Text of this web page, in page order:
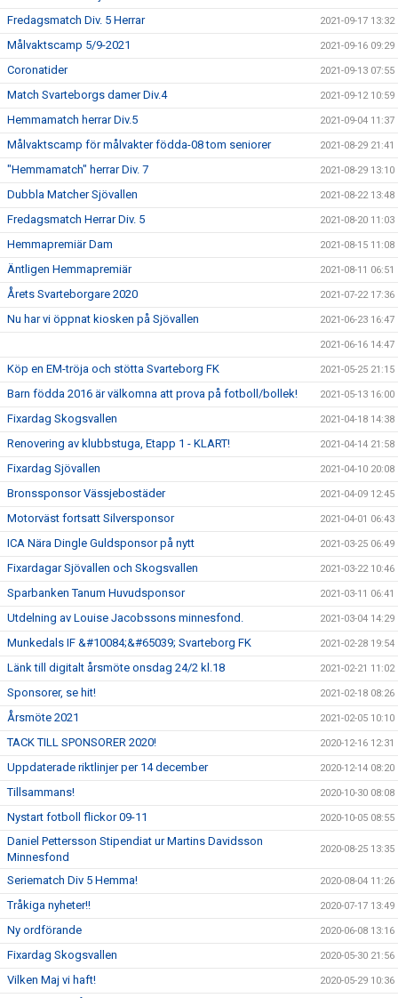
Fredagsmatch Div. 5 Herrar 2021-09-17 13:32
Målvaktscamp 5/9-2021 2021-09-16 09:29
Coronatider 2021-09-13 07:55
Match Svarteborgs damer Div.4 2021-09-12 10:59
Hemmamatch herrar Div.5 2021-09-04 11:37
Målvaktscamp för målvakter födda-08 tom seniorer 2021-08-29 21:41
"Hemmamatch" herrar Div. 7 2021-08-29 13:10
Dubbla Matcher Sjövallen 2021-08-22 13:48
Fredagsmatch Herrar Div. 5 2021-08-20 11:03
Hemmapremiär Dam 2021-08-15 11:08
Äntligen Hemmapremiär 2021-08-11 06:51
Årets Svarteborgare 2020 2021-07-22 17:36
Nu har vi öppnat kiosken på Sjövallen 2021-06-23 16:47
2021-06-16 14:47
Köp en EM-tröja och stötta Svarteborg FK 2021-05-25 21:15
Barn födda 2016 är välkomna att prova på fotboll/bollek! 2021-05-13 16:00
Fixardag Skogsvallen 2021-04-18 14:38
Renovering av klubbstuga, Etapp 1 - KLART! 2021-04-14 21:58
Fixardag Sjövallen 2021-04-10 20:08
Bronssponsor Vässjebostäder 2021-04-09 12:45
Motorväst fortsatt Silversponsor 2021-04-01 06:43
ICA Nära Dingle Guldsponsor på nytt 2021-03-25 06:49
Fixardagar Sjövallen och Skogsvallen 2021-03-22 10:46
Sparbanken Tanum Huvudsponsor 2021-03-11 06:41
Utdelning av Louise Jacobssons minnesfond. 2021-03-04 14:29
Munkedals IF &#10084;&#65039; Svarteborg FK 2021-02-28 19:54
Länk till digitalt årsmöte onsdag 24/2 kl.18 2021-02-21 11:02
Sponsorer, se hit! 2021-02-18 08:26
Årsmöte 2021 2021-02-05 10:10
TACK TILL SPONSORER 2020! 2020-12-16 12:31
Uppdaterade riktlinjer per 14 december 2020-12-14 08:20
Tillsammans! 2020-10-30 08:08
Nystart fotboll flickor 09-11 2020-10-05 08:55
Daniel Pettersson Stipendiat ur Martins Davidsson
Minnesfond
2020-08-25 13:35
Seriematch Div 5 Hemma! 2020-08-04 11:26
Tråkiga nyheter!! 2020-07-17 13:49
Ny ordförande 2020-06-08 13:16
Fixardag Skogsvallen 2020-05-30 21:56
Vilken Maj vi haft! 2020-05-29 10:36